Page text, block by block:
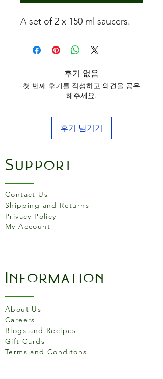
A set of 2 x 150 ml saucers.
후기 없음
첫 번째 후기를 작성하고 의견을 공유
해주세요.
후기 남기기
Support
Contact Us
Shipping and Returns
Privacy Policy
My Account
Information
About Us
Careers
Blogs and Recipes
Gift Cards
Terms and Conditons